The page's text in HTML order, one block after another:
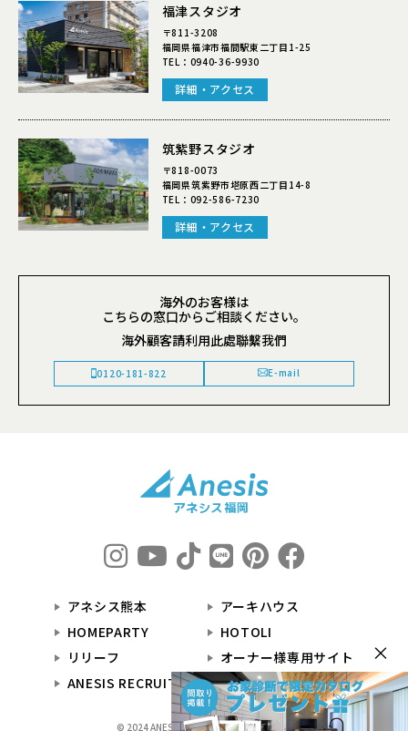
福津スタジオ
〒811-3208
福岡県福津市福間駅東二丁目1-25
TEL： 0940-36-9930
詳細・アクセス
筑紫野スタジオ
〒818-0073
福岡県筑紫野市塔原西二丁目14-8
TEL： 092-586-7230
詳細・アクセス
海外のお客様は
こちらの窓口からご相談ください。
海外顧客請利用此處聯繫我們
0120-181-822 E-mail
アネシス熊本
アーキハウス
HOMEPARTY
HOTOLI
リリーフ
オーナー様専用サイト
ANESIS RECRUIT
© 2024 ANESIS福岡 All Rights Reserved.
×